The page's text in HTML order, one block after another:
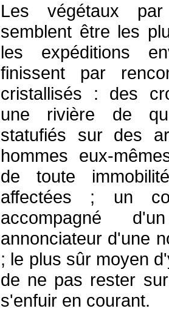
Les végétaux
semblent être les
les expéditions
finissent par
cristallisés : des
une rivière de
statufiés sur des
hommes eux-
de toute
affectées ; un
accompagné
annonciateur d'une
; le plus sûr moyen
de ne pas rester
s'enfuir en courant.